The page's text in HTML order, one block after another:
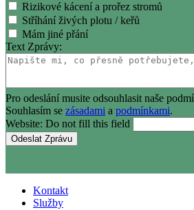
Rizikové kácení a prořez stromů
Stříhání živých plotu / keřů
Mám jiné přání
Text Zprávy:
Pro odeslání musite odsouhlasit naše
Souhlasím se zásadami a podmínkami.
Website: Do not fill this field
Kontakt
Služby